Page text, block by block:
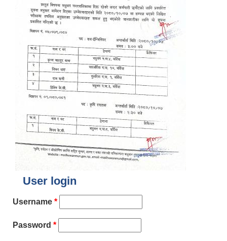
User login
Username *
Password *